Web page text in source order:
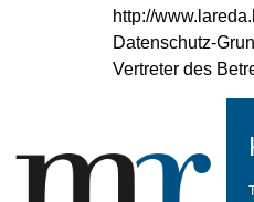
http://
Datenschutz-
Vertreter des